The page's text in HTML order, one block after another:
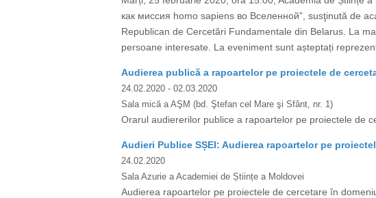
как миссия homo sapiens во Вселенной”, susţinută de
Republican de Cercetări Fundamentale din Belarus. La
persoane interesate. La eveniment sunt așteptați
Audierea publică a rapoartelor pe proiectele de
24.02.2020 - 02.03.2020
Sala mică a AŞM (bd. Ştefan cel Mare şi Sfânt, nr. 1)
Orarul audiererilor publice a rapoartelor pe proiectele de
Audieri Publice SȘEI: Audierea rapoartelor pe
24.02.2020
Sala Azurie a Academiei de Științe a Moldovei
Audierea rapoartelor pe proiectele de cercetare în